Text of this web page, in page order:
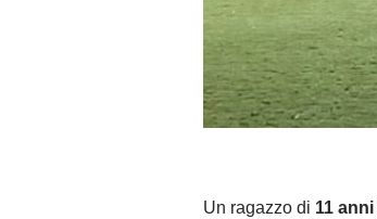
Un ragazzo di 11 anni